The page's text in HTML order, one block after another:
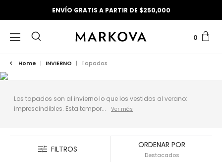
ENVÍO GRATIS A PARTIR DE $250,000
0
Home | INVIERNO | Tapados
Los tapados son al invierno lo que los vestidos al verano:
imprescindibles. Esta tempor...
FILTROS ORDENAR POR